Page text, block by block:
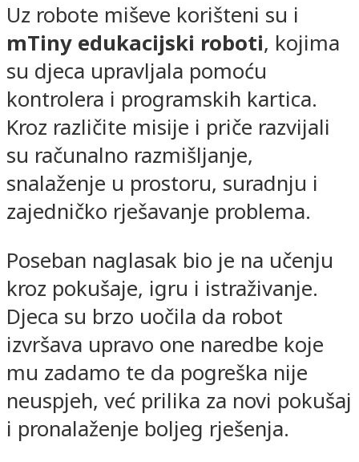
Uz robote miševe korišteni su i
mTiny edukacijski roboti, kojima
su djeca upravljala pomoću
kontrolera i programskih kartica.
Kroz različite misije i priče razvijali
su računalno razmišljanje,
snalaženje u prostoru, suradnju i
zajedničko rješavanje problema.
Poseban naglasak bio je na učenju
kroz pokušaje, igru i istraživanje.
Djeca su brzo uočila da robot
izvršava upravo one naredbe koje
mu zadamo te da pogreška nije
neuspjeh, već prilika za novi pokušaj
i pronalaženje boljeg rješenja.